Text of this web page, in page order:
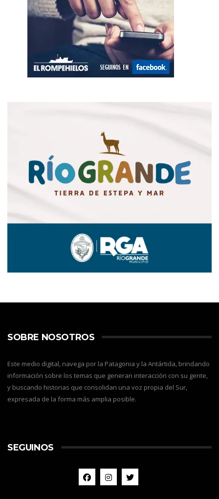
SOBRE NOSOTROS
Este medio digital, navega por la Patagonia y la Antártida, brindando
información sobre los temas que generan interacción con su gente,
y buscando historias que consolidan una voz propia del Sur,
expresada de la forma más amplia posible.
SEGUINOS